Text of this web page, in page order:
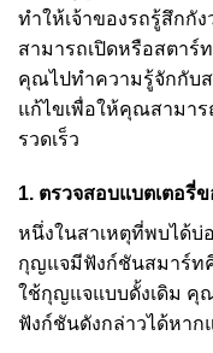
ทำให้เจ้าของรถรู้สึกกัง
สามารถเปิดหรือสตาร์
คุณไปทำความรู้จักกับ
แก้ไขเพื่อให้คุณสามา
รวดเร็ว
1. ตรวจสอบแบตเตอรี่
หนึ่งในสาเหตุที่พบได้
กุญแจมีฟังก์ชันสมาร์ท
ใช้กุญแจแบบดั้งเดิม คุ
ฟังก์ชันดังกล่าวได้หาก